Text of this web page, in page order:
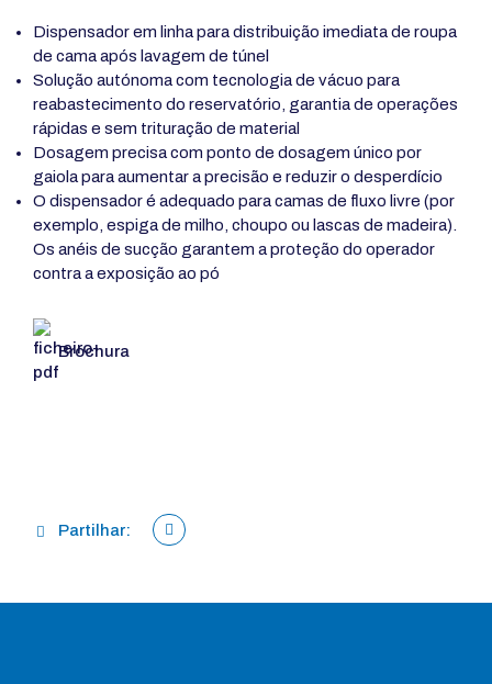
Dispensador em linha para distribuição imediata de roupa
de cama após lavagem de túnel
Solução autónoma com tecnologia de vácuo para
reabastecimento do reservatório, garantia de operações
rápidas e sem trituração de material
Dosagem precisa com ponto de dosagem único por
gaiola para aumentar a precisão e reduzir o desperdício
O dispensador é adequado para camas de fluxo livre (por
exemplo, espiga de milho, choupo ou lascas de madeira).
Os anéis de sucção garantem a proteção do operador
contra a exposição ao pó
Brochura
Partilhar: